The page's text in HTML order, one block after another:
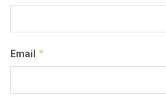
Email *